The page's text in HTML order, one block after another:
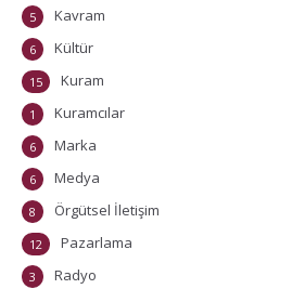
Kavram
5
Kültür
6
Kuram
15
Kuramcılar
1
Marka
6
Medya
6
Örgütsel İletişim
8
Pazarlama
12
Radyo
3